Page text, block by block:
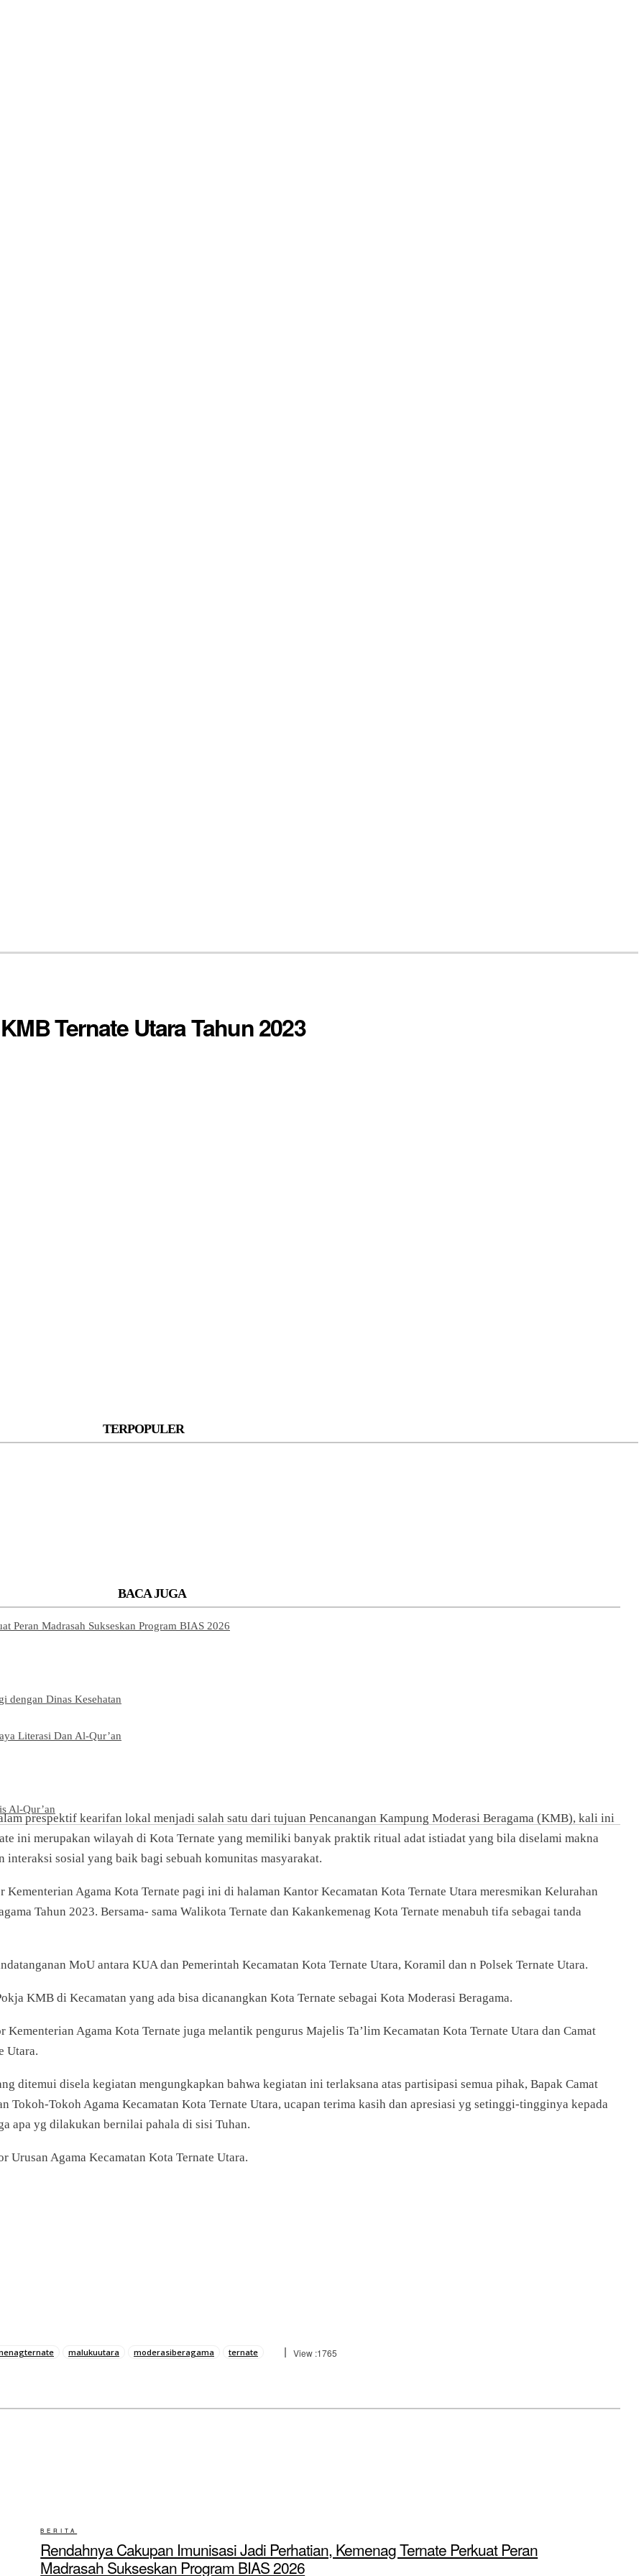
Ternate Utara Tahun 2023
TERPOPULER
BACA JUGA
Peran Madrasah Sukseskan Program BIAS 2026
dengan Dinas Kesehatan
Literasi Dan Al-Qur’an
Al-Qur’an
prespektif kearifan lokal menjadi salah satu dari tujuan Pencanangan Kampung Moderasi Beragama (KMB), kali ini
ini merupakan wilayah di Kota Ternate yang memiliki banyak praktik ritual adat istiadat yang bila diselami makna
sosial yang baik bagi sebuah komunitas masyarakat.
Agama Kota Ternate pagi ini di halaman Kantor Kecamatan Kota Ternate Utara meresmikan Kelurahan
Tahun 2023. Bersama- sama Walikota Ternate dan Kakankemenag Kota Ternate menabuh tifa sebagai tanda
MoU antara KUA dan Pemerintah Kecamatan Kota Ternate Utara, Koramil dan n Polsek Ternate Utara.
KMB di Kecamatan yang ada bisa dicanangkan Kota Ternate sebagai Kota Moderasi Beragama.
Agama Kota Ternate juga melantik pengurus Majelis Ta’lim Kecamatan Kota Ternate Utara dan Camat
Utara.
ditemui disela kegiatan mengungkapkan bahwa kegiatan ini terlaksana atas partisipasi semua pihak, Bapak Camat
Tokoh-Tokoh Agama Kecamatan Kota Ternate Utara, ucapan terima kasih dan apresiasi yg setinggi-tingginya kepada
apa yg dilakukan bernilai pahala di sisi Tuhan.
Urusan Agama Kecamatan Kota Ternate Utara.
malukuutara moderasiberagama ternate View :1765
BERITA
Rendahnya Cakupan Imunisasi Jadi Perhatian, Kemenag Ternate Perkuat Peran
Madrasah Sukseskan Program BIAS 2026